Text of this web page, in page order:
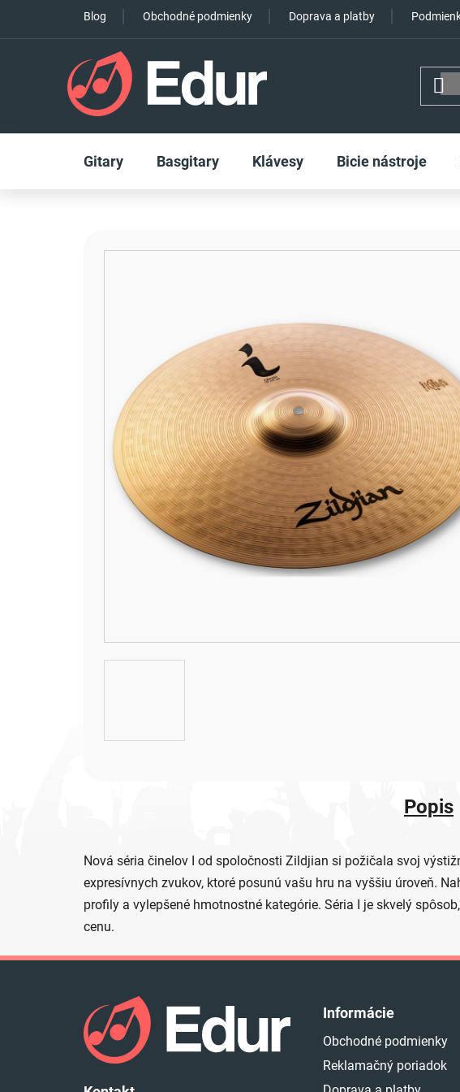
obsah
Blog Obchodné podmienky Doprava a platby
Gitary Basgitary Klávesy Bicie nástroje
Popis
Nová séria činelov I od spoločnosti Zildjian si požičala svoj
expresívnych zvukov, ktoré posunú vašu hru na vyššiu úroveň.
profily a vylepšené hmotnostné kategórie. Séria I je skvelý
cenu.
Informácie
Obchodné podmienky
Reklamačný poriadok